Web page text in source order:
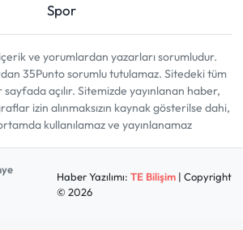
Spor
ve yorumlardan yazarları sorumludur.
35Punto sorumlu tutulamaz. Sitedeki tüm
açılır. Sitemizde yayınlanan haber,
izin alınmaksızın kaynak gösterilse dahi,
kullanılamaz ve yayınlanamaz
Haber Yazılımı: TE Bilişim| Copyright
© 2026